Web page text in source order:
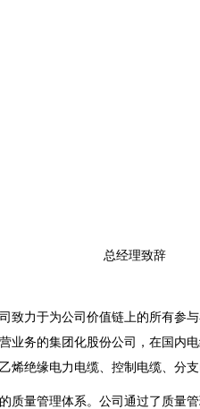
总经理致辞
致力于为公司价值链上的所有参
业务的集团化股份公司，在国内
绝缘电力电缆、控制电缆、分支
质量管理体系。公司通过了质量